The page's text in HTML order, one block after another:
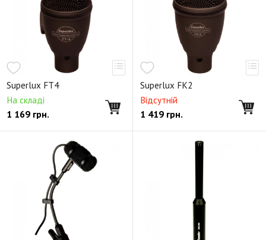
Superlux FT4
На складі
1 169 грн.
Superlux FK2
Відсутній
1 419 грн.